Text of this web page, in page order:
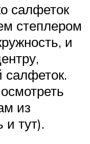
салфеток
степлером
и
из
и тут).